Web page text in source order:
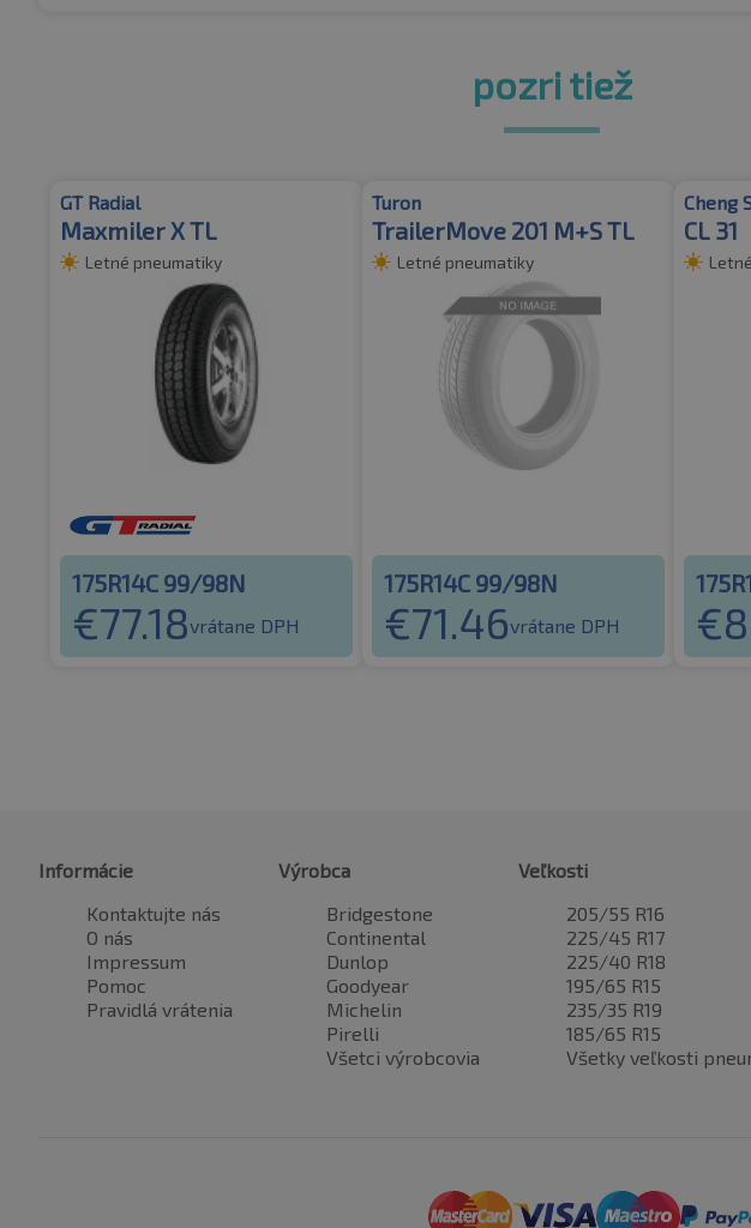
pozri tiež
GT Radial
Maxmiler X TL
Letné pneumatiky
175R14C 99/98N
€77.18vrátane DPH
Turon
TrailerMove 201 M+S TL
Letné pneumatiky
175R14C 99/98N
€71.46vrátane DPH
Cheng
CL 31
€
Informácie
Kontaktujte nás
O nás
Impressum
Pomoc
Pravidlá vrátenia
Výrobca
Bridgestone
Continental
Dunlop
Goodyear
Michelin
Pirelli
Všetci výrobcovia
Veľkosti
205/55 R16
225/45 R17
225/40 R18
195/65 R15
235/35 R19
185/65 R15
Všetky veľkosti